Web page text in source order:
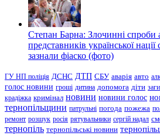
Степан Барна: Злочинні спроби
представників української
зазнали фіаско (фото)
ГУ НП поліція ДСНС ДТП СБУ аварія авто
голос новини гроші дитина допомога діти
крадіжка кримінал новини новини голос
тернопільщини патрульні погода пожежа
ремонт розшук росія рятувальники сергій надал
тернопіль тернопільські новини